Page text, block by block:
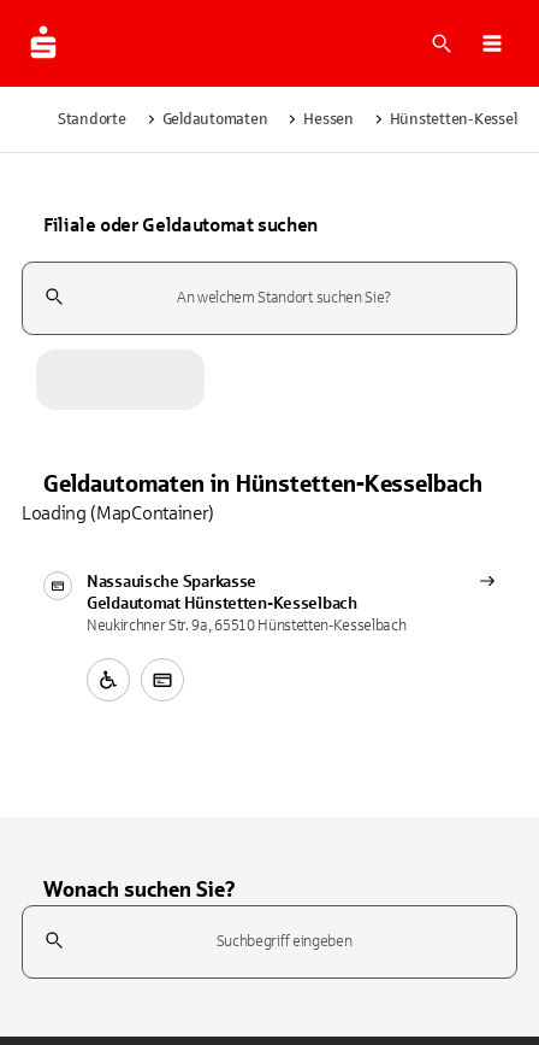
Suche
Standorte Geldautomaten Hessen Hünstetten-
Filiale oder Geldautomat suchen
Suchfeld
Geldautomaten in Hünstetten-Kesselbach
Nassauische Sparkasse
Geldautomat Hünstetten-Kesselbach
Neukirchner Str. 9a, 65510 Hünstetten-Kesselbach
Loading (MapContainer)
Wonach suchen Sie?
Suchfeld